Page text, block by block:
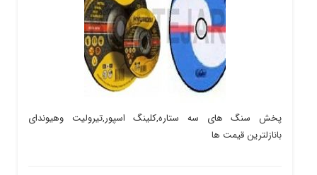
پخش سنگ های سه ستاره,کلینگ اسپور,تیرولیت وهیوندای
بانازلترین قیمت ها